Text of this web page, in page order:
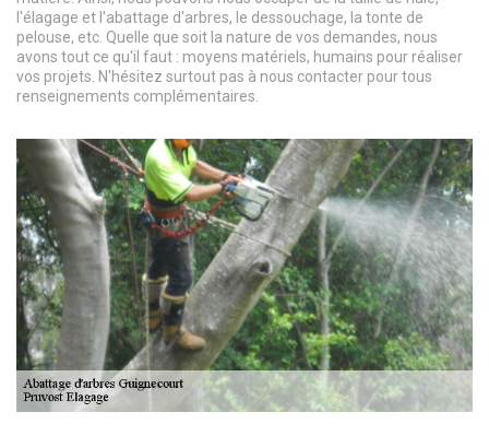
l'élagage et l'abattage d'arbres, le dessouchage, la tonte de
pelouse, etc. Quelle que soit la nature de vos demandes, nous
avons tout ce qu'il faut : moyens matériels, humains pour réaliser
vos projets. N'hésitez surtout pas à nous contacter pour tous
renseignements complémentaires.